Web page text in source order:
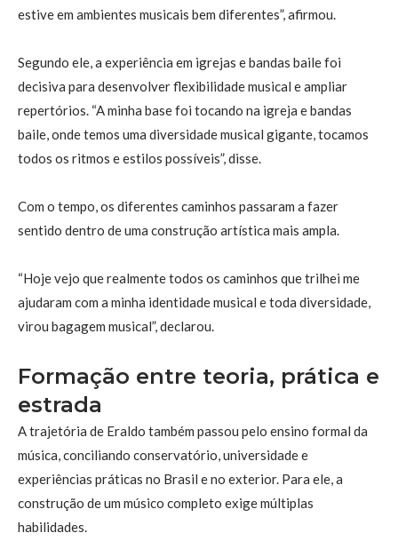
estive em ambientes musicais bem diferentes”, afirmou.
Segundo ele, a experiência em igrejas e bandas baile foi
decisiva para desenvolver flexibilidade musical e ampliar
repertórios. “A minha base foi tocando na igreja e bandas
baile, onde temos uma diversidade musical gigante, tocamos
todos os ritmos e estilos possíveis”, disse.
Com o tempo, os diferentes caminhos passaram a fazer
sentido dentro de uma construção artística mais ampla.
“Hoje vejo que realmente todos os caminhos que trilhei me
ajudaram com a minha identidade musical e toda diversidade,
virou bagagem musical”, declarou.
Formação entre teoria, prática e
estrada
A trajetória de Eraldo também passou pelo ensino formal da
música, conciliando conservatório, universidade e
experiências práticas no Brasil e no exterior. Para ele, a
construção de um músico completo exige múltiplas
habilidades.